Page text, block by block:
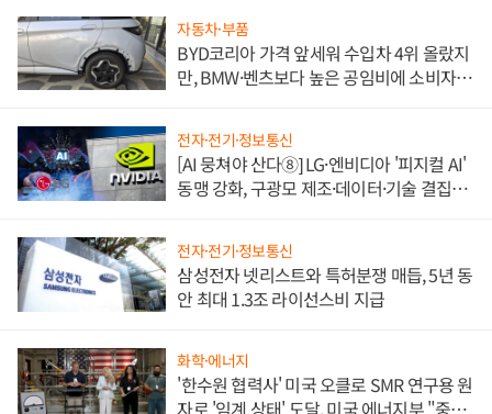
자동차·부품
BYD코리아 가격 앞세워 수입차 4위 올랐지
만, BMW·벤츠보다 높은 공임비에 소비자
전자·전기·정보통신
[AI 뭉쳐야 산다⑧] LG·엔비디아 '피지컬 AI'
동맹 강화, 구광모 제조·데이터·기술 결집
전자·전기·정보통신
삼성전자 넷리스트와 특허분쟁 매듭, 5년 동
안 최대 1.3조 라이선스비 지급
화학·에너지
'한수원 협력사' 미국 오클로 SMR 연구용 원